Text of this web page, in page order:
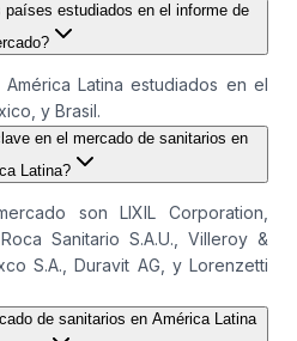
estudiados en el informe de
Latina estudiados en el
y Brasil.
en el mercado de sanitarios en
Latina?
son LIXIL Corporation,
Sanitario S.A.U., Villeroy &
S.A., Duravit AG, y Lorenzetti
de sanitarios en América Latina